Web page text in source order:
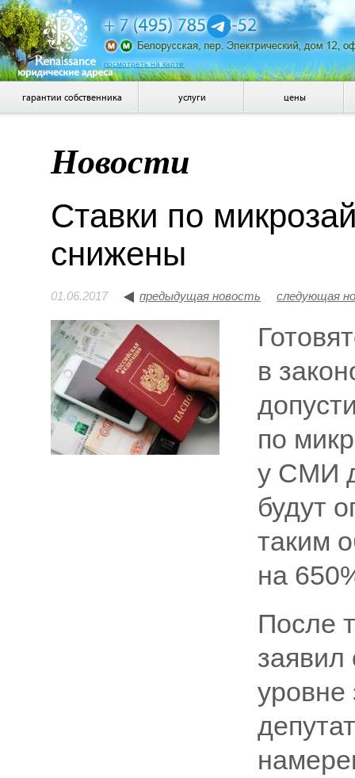
посмотреть на карте
гарантии собственника услуги цены
Новости
Ставки по
снижены
01.06.2017 предыдущая новость следующая
в
по
у СМИ
будут
таким
на
После
заявил
уровне